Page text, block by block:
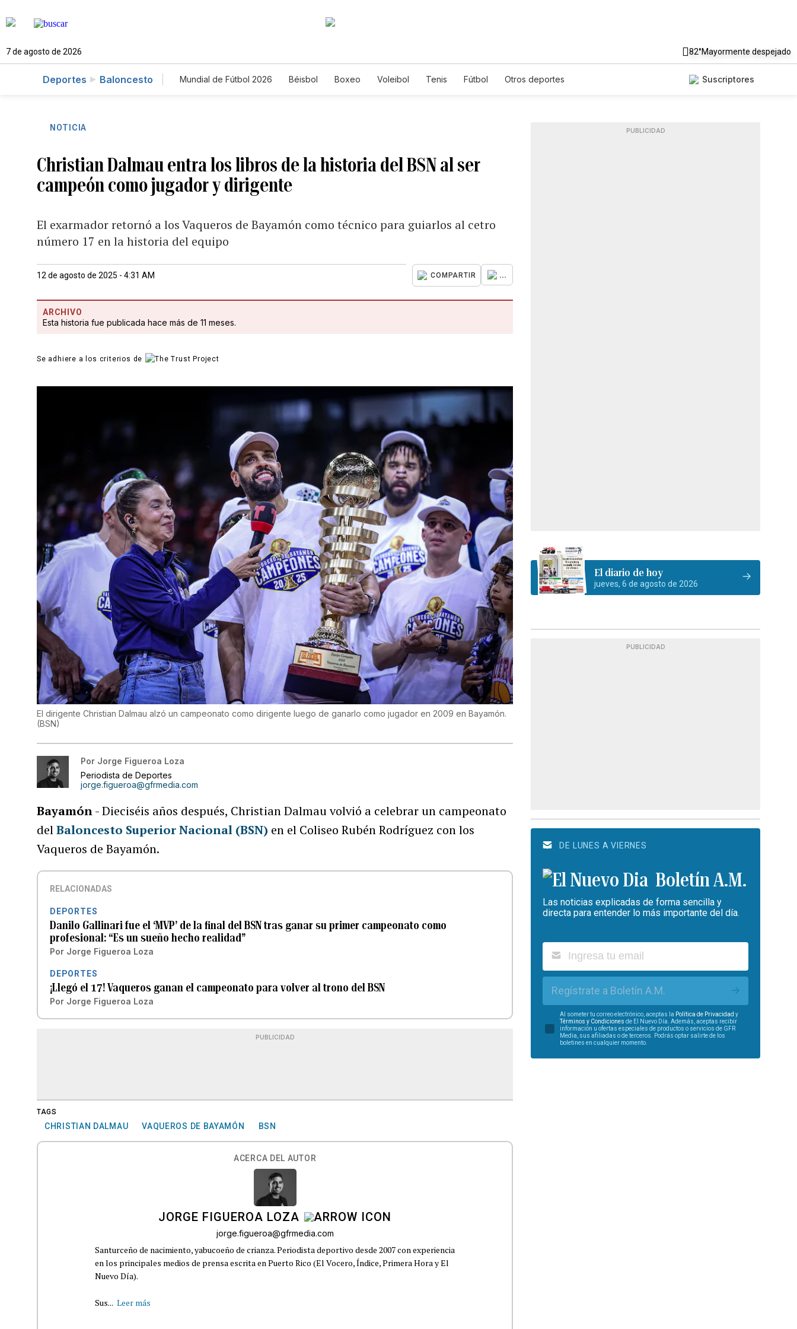
7 de agosto de 2026 82°Mayormente despejado
Deportes Baloncesto Mundial de Fútbol 2026 Béisbol Boxeo Voleibol Tenis Fútbol Otros deportes Suscriptores
NOTICIA
Christian Dalmau entra los libros de la historia del BSN al ser
campeón como jugador y dirigente
El exarmador retornó a los Vaqueros de Bayamón como técnico para guiarlos al cetro
número 17 en la historia del equipo
12 de agosto de 2025 - 4:31 AM COMPARTIR ...
ARCHIVO
Esta historia fue publicada hace más de 11 meses.
Se adhiere a los criterios de
El dirigente Christian Dalmau alzó un campeonato como dirigente luego de ganarlo como jugador en 2009 en Bayamón.
(BSN)
Por Jorge Figueroa Loza
Periodista de Deportes
jorge.figueroa@gfrmedia.com
Bayamón- Dieciséis años después, Christian Dalmau volvió a celebrar un campeonato
delBaloncesto Superior Nacional (BSN) en el Coliseo Rubén Rodríguez con los
Vaqueros de Bayamón.
RELACIONADAS
DEPORTES
Danilo Gallinari fue el ‘MVP’ de la final del BSN tras ganar su primer campeonato como
profesional: “Es un sueño hecho realidad”
Por Jorge Figueroa Loza
DEPORTES
¡Llegó el 17! Vaqueros ganan el campeonato para volver al trono del BSN
Por Jorge Figueroa Loza
PUBLICIDAD
TAGS
CHRISTIAN DALMAU VAQUEROS DE BAYAMÓN BSN
ACERCA DEL AUTOR
JORGE FIGUEROA LOZA
jorge.figueroa@gfrmedia.com
Santurceño de nacimiento, yabucoeño de crianza. Periodista deportivo desde 2007 con experiencia
en los principales medios de prensa escrita en Puerto Rico (El Vocero, Índice, Primera Hora y El
Nuevo Día).
Sus... Leer más
PUBLICIDAD
El diario de hoy
jueves, 6 de agosto de 2026
PUBLICIDAD
DE LUNES A VIERNES
Boletín A.M.
Las noticias explicadas de forma sencilla y
directa para entender lo más importante del día.
Regístrate a Boletín A.M.
Al someter tu correo electrónico, aceptas la Política de Privacidad y
Términos y Condiciones de El Nuevo Día. Además, aceptas recibir
información u ofertas especiales de productos o servicios de GFR
Media, sus afiliadas o de terceros. Podrás optar salirte de los
boletines en cualquier momento.